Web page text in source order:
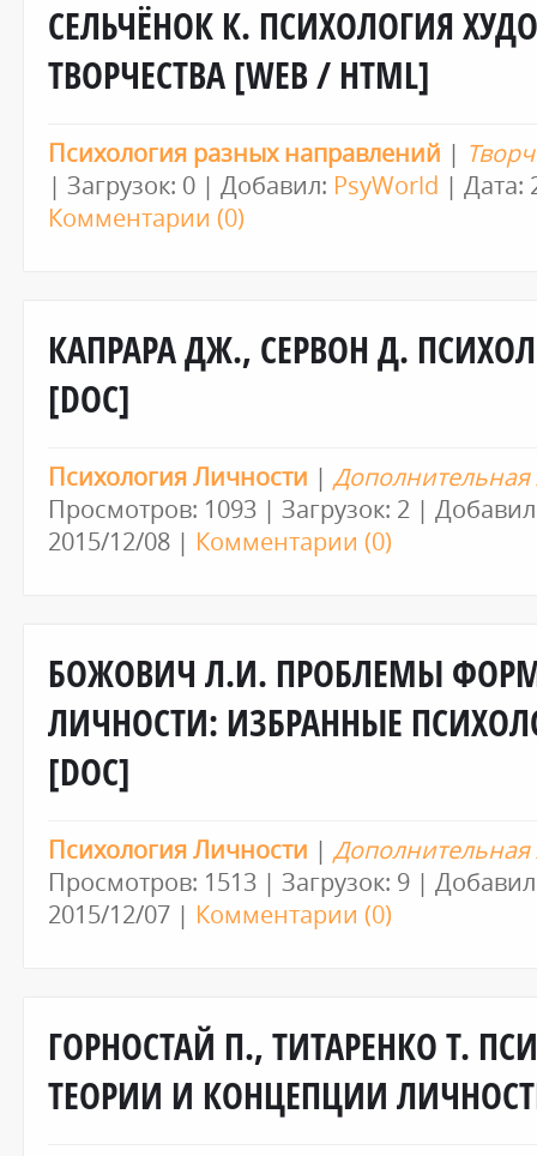
СЕЛЬЧЁНОК К. ПСИХОЛОГИЯ
ТВОРЧЕСТВА [WEB / HTML]
Психология разных направлений |
| Загрузок: 0 | Добавил: PsyWorld | Дата:
Комментарии (0)
КАПРАРА ДЖ., СЕРВОН Д.
[DOC]
Психология Личности | Дополнительная
Просмотров: 1093 | Загрузок: 2 |
2015/12/08 | Комментарии (0)
БОЖОВИЧ Л.И. ПРОБЛЕМЫ
ЛИЧНОСТИ: ИЗБРАННЫЕ
[DOC]
Психология Личности | Дополнительная
Просмотров: 1513 | Загрузок: 9 |
2015/12/07 | Комментарии (0)
ГОРНОСТАЙ П., ТИТАРЕНКО Т.
ТЕОРИИ И КОНЦЕПЦИИ